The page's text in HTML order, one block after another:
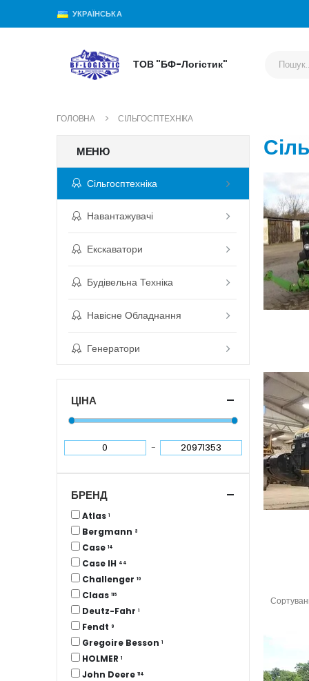
УКРАЇНСЬКА
ТОВ "БФ-Логістик"
ГОЛОВНА СІЛЬГОСПТЕХНІКА
МЕНЮ
Сільгосптехніка
Навантажувачі
Екскаватори
Будівельна Техніка
Навісне Обладнання
Генератори
ЦІНА
-
БРЕНД
Atlas 1
Bergmann 3
Case 14
Case IH 44
Challenger 10
Claas 115
Deutz-Fahr 1
Fendt 9
Gregoire Besson 1
HOLMER 1
John Deere 114